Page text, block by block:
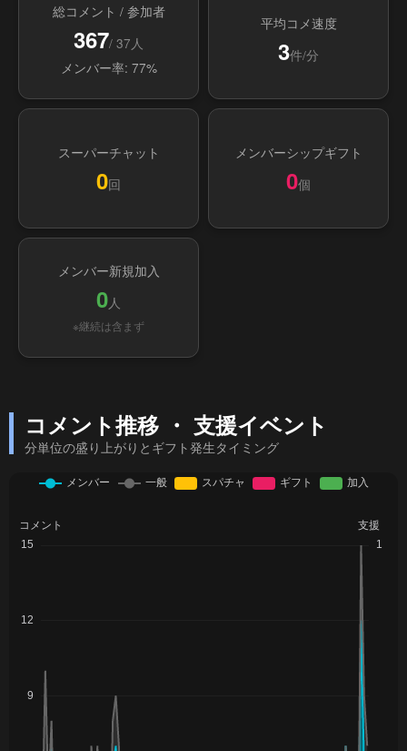
総コメント / 参加者
367/ 37人
メンバー率: 77%
平均コメ速度
3件/分
スーパーチャット
0回
メンバーシップギフト
0個
メンバー新規加入
0人
※継続は含まず
コメント推移 ・ 支援イベント
分単位の盛り上がりとギフト発生タイミング